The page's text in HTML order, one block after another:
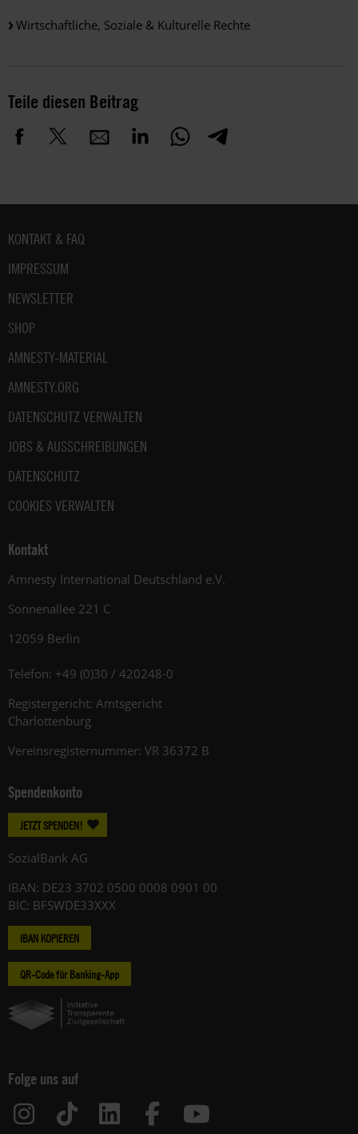
Wirtschaftliche, Soziale & Kulturelle Rechte
Teile diesen Beitrag
Fußbereich
KONTAKT & FAQ
IMPRESSUM
NEWSLETTER
SHOP
AMNESTY-MATERIAL
AMNESTY.ORG
DATENSCHUTZ VERWALTEN
JOBS & AUSSCHREIBUNGEN
DATENSCHUTZ
COOKIES VERWALTEN
Kontakt
Amnesty International Deutschland e.V.
Sonnenallee 221 C
12059 Berlin
Telefon: +49 (0)30 / 420248-0
Registergericht: Amtsgericht
Charlottenburg
Vereinsregisternummer: VR 36372 B
Spendenkonto
JETZT SPENDEN!
SozialBank AG
IBAN: DE23 3702 0500 0008 0901 00
BIC: BFSWDE33XXX
IBAN KOPIEREN
QR-Code für Banking-App
Folge uns auf